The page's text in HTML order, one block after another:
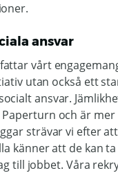
ansvar
vårt
utan också ett
ansvar.
och är
strävar vi efter
känner att de kan
till jobbet. Våra